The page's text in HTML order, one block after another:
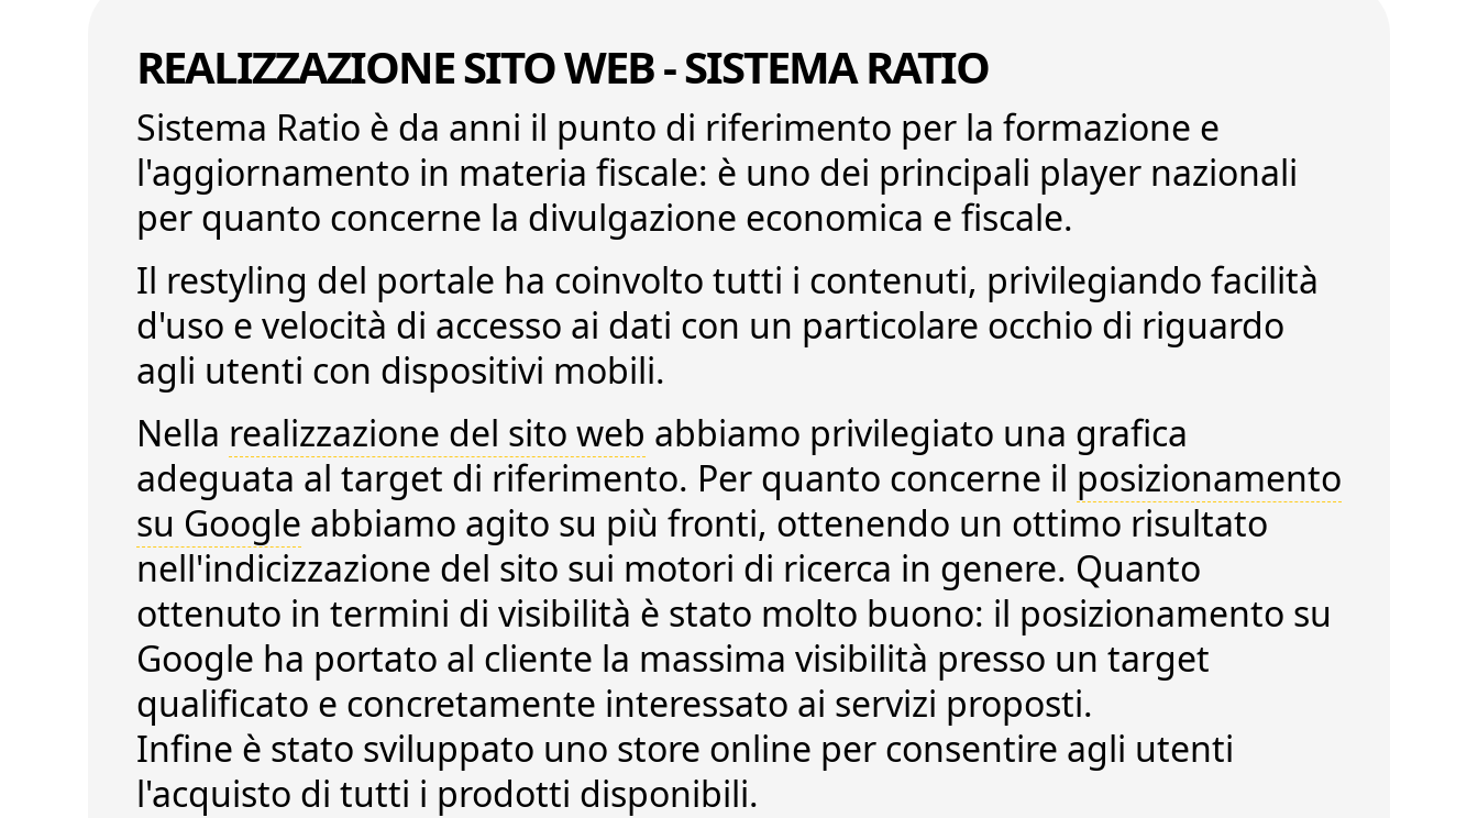
REALIZZAZIONE SITO WEB- SISTEMA RATIO
Sistema Ratio è da anni il punto di riferimento per la formazione e
l'aggiornamento in materia fiscale: è uno dei principali player nazionali
per quanto concerne la divulgazione economica e fiscale.
Il restyling del portale ha coinvolto tutti i contenuti, privilegiando facilità
d'uso e velocità di accesso ai dati con un particolare occhio di riguardo
agli utenti con dispositivi mobili.
Nella realizzazione del sito web abbiamo privilegiato una grafica
adeguata al target di riferimento. Per quanto concerne il posizionamento
su Google abbiamo agito su più fronti, ottenendo un ottimo risultato
nell'indicizzazione del sito sui motori di ricerca in genere. Quanto
ottenuto in termini di visibilità è stato molto buono: il posizionamento su
Google ha portato al cliente la massima visibilità presso un target
qualificato e concretamente interessato ai servizi proposti.
Infine è stato sviluppato uno store online per consentire agli utenti
l'acquisto di tutti i prodotti disponibili.